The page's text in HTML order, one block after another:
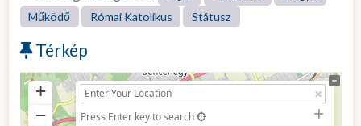
Működő
Római Katolikus Státusz
Térkép
+
−
Press Enter key to search